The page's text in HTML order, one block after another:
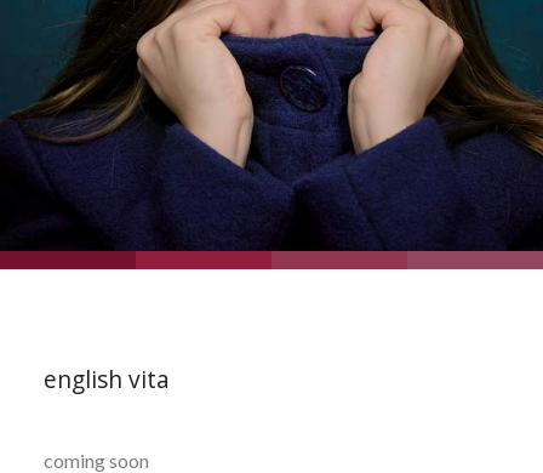
english vita
coming soon